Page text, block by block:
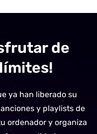
de
ya han liberado su
y playlists de
ordenador y organiza